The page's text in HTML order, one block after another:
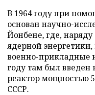
В 1964 году при
основан научно-
Йонбене, где, наряду
ядерной энергетики,
военно-прикладные
году там был введен
реактор мощностью
СССР.